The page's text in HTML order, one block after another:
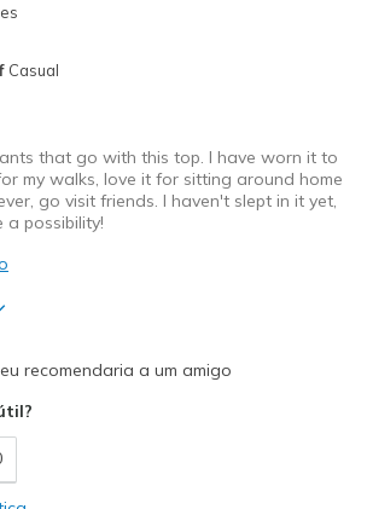
Feels true to size
Casual
that go with this top. I have worn it to
my walks, love it for sitting around home
go visit friends. I haven't slept in it yet,
a possibility!
recomendaria a um amigo